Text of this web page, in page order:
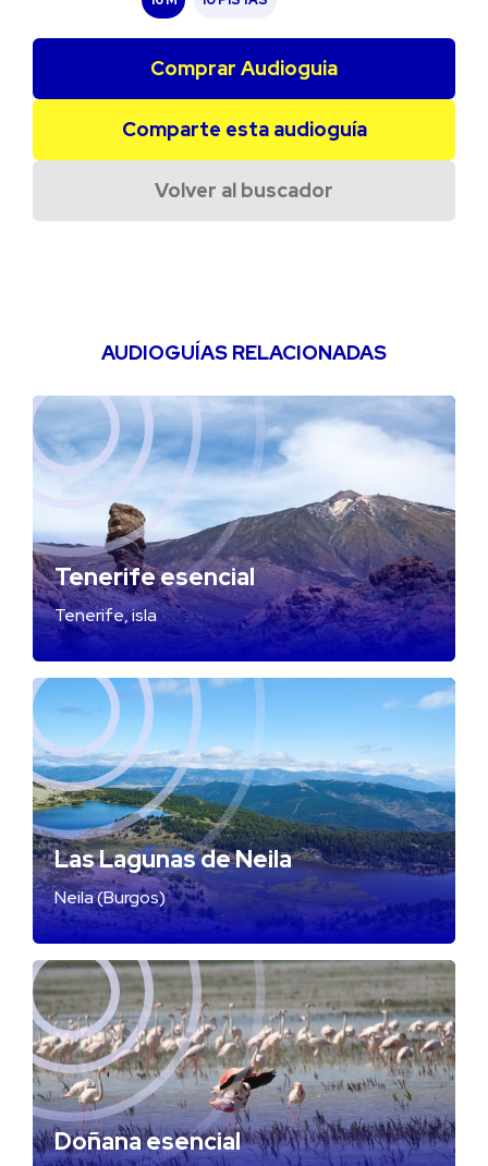
Comprar Audioguia
Comparte esta audioguía
Volver al buscador
AUDIOGUÍAS RELACIONADAS
Tenerife esencial
Tenerife, isla
Las Lagunas de Neila
Neila (Burgos)
Doñana esencial